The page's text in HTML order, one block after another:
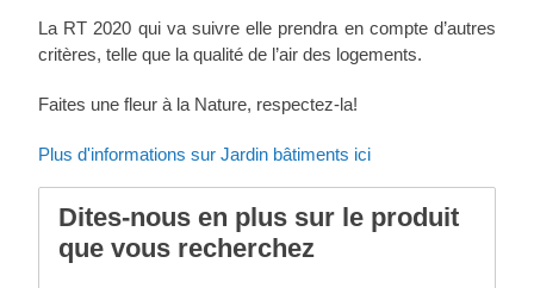
La RT 2020 qui va suivre elle prendra en compte d’autres
critères, telle que la qualité de l’air des logements.
Faites une fleur à la Nature, respectez-la!
Plus d'informations sur Jardin bâtiments ici
Dites-nous en plus sur le produit
que vous recherchez